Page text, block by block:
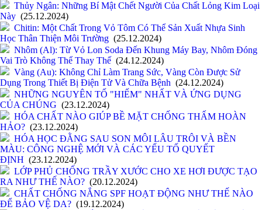
Thủy Ngân: Những Bí Mật Chết Người Của Chất Lỏng Kim Loại
Này (25.12.2024)
Chitin: Một Chất Trong Vỏ Tôm Có Thể Sản Xuất Nhựa Sinh
Học Thân Thiện Môi Trường (25.12.2024)
Nhôm (Al): Từ Vỏ Lon Soda Đến Khung Máy Bay, Nhôm Đóng
Vai Trò Không Thể Thay Thế (24.12.2024)
Vàng (Au): Không Chỉ Làm Trang Sức, Vàng Còn Được Sử
Dụng Trong Thiết Bị Điện Tử Và Chữa Bệnh (24.12.2024)
NHỮNG NGUYÊN TỐ "HIẾM" NHẤT VÀ ỨNG DỤNG
CỦA CHÚNG (23.12.2024)
HÓA CHẤT NÀO GIÚP BỀ MẶT CHỐNG THẤM HOÀN
HẢO? (23.12.2024)
HÓA HỌC ĐẰNG SAU SON MÔI LÂU TRÔI VÀ BỀN
MÀU: CÔNG NGHỆ MỚI VÀ CÁC YẾU TỐ QUYẾT
ĐỊNH (23.12.2024)
LỚP PHỦ CHỐNG TRẦY XƯỚC CHO XE HƠI ĐƯỢC TẠO
RA NHƯ THẾ NÀO? (20.12.2024)
CHẤT CHỐNG NẮNG SPF HOẠT ĐỘNG NHƯ THẾ NÀO
ĐỂ BẢO VỆ DA? (19.12.2024)